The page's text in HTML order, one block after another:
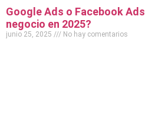
Google Ads o Facebook
negocio en 2025?
junio 25, 2025 No hay comentarios